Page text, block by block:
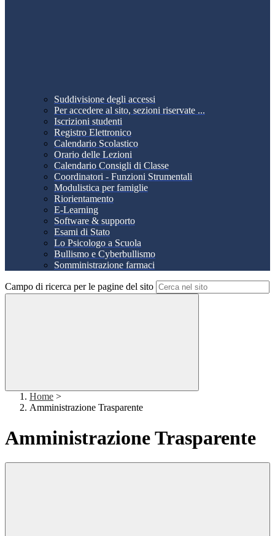
Suddivisione degli accessi
Per accedere al sito, sezioni riservate ...
Iscrizioni studenti
Registro Elettronico
Calendario Scolastico
Orario delle Lezioni
Calendario Consigli di Classe
Coordinatori - Funzioni Strumentali
Modulistica per famiglie
Riorientamento
E-Learning
Software & supporto
Esami di Stato
Lo Psicologo a Scuola
Bullismo e Cyberbullismo
Somministrazione farmaci
Campo di ricerca per le pagine del sito
Home >
Amministrazione Trasparente
Amministrazione Trasparente